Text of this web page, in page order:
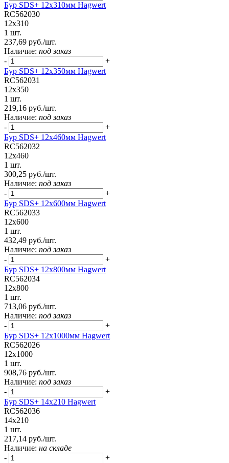
Бур SDS+ 12х310мм Hagwert
RC562030
12x310
1 шт.
237,69 руб./шт.
Наличие: под заказ
-
+
Бур SDS+ 12х350мм Hagwert
RC562031
12x350
1 шт.
219,16 руб./шт.
Наличие: под заказ
-
+
Бур SDS+ 12х460мм Hagwert
RC562032
12x460
1 шт.
300,25 руб./шт.
Наличие: под заказ
-
+
Бур SDS+ 12х600мм Hagwert
RC562033
12x600
1 шт.
432,49 руб./шт.
Наличие: под заказ
-
+
Бур SDS+ 12х800мм Hagwert
RC562034
12x800
1 шт.
713,06 руб./шт.
Наличие: под заказ
-
+
Бур SDS+ 12х1000мм Hagwert
RC562026
12x1000
1 шт.
908,76 руб./шт.
Наличие: под заказ
-
+
Бур SDS+ 14х210 Hagwert
RC562036
14x210
1 шт.
217,14 руб./шт.
Наличие: на складе
-
+